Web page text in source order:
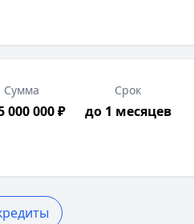
Сумма
000 000 ₽
Срок
до 1 месяцев